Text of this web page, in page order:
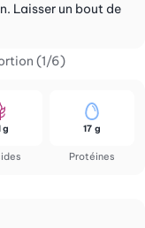
Laisser un bout de
(1/6)
g
Protéines
17 g